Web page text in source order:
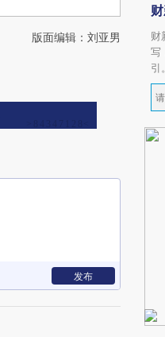
版面编辑：刘亚男
发布
财
写
引。